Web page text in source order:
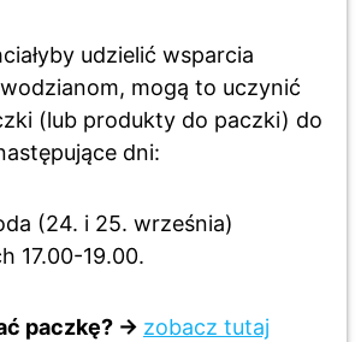
udzielić wsparcia
mogą to uczynić
(lub produkty do paczki) do
dni:
(24. i 25. września)
17.00-19.00.
paczkę? -> zobacz tutaj